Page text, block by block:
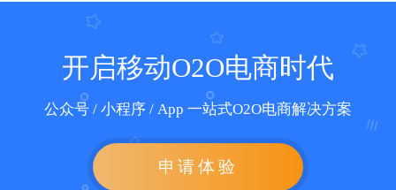
开启移动O2O电商时代
公众号 / 小程序 / App 一站式O2O电商解决方案
申请体验